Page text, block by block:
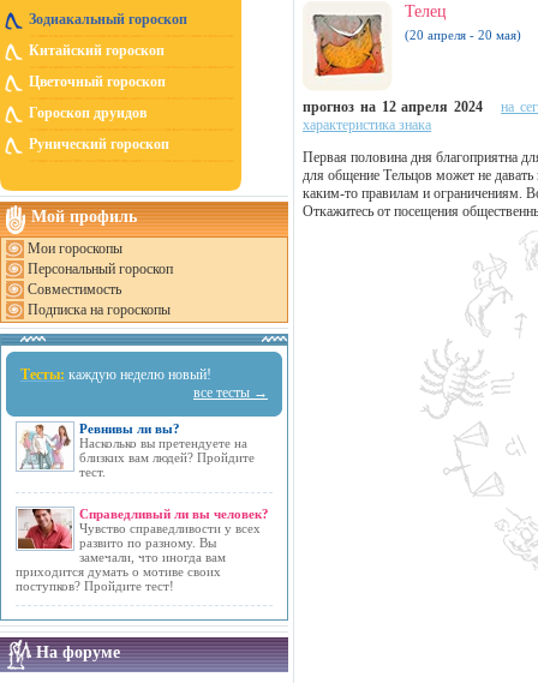
Зодиакальный гороскоп
Китайский гороскоп
Цветочный гороскоп
Гороскоп друидов
Рунический гороскоп
Мой профиль
Мои гороскопы
Персональный гороскоп
Совместимость
Подписка на гороскопы
Тесты: каждую неделю новый!
все тесты →
Ревнивы ли вы?
Насколько вы претендуете на
близких вам людей? Пройдите
тест.
Справедливый ли вы человек?
Чувство справедливости у всех
развито по разному. Вы
замечали, что иногда вам
приходится думать о мотиве своих
поступков? Пройдите тест!
На форуме
Телец
(20 апреля - 20 мая)
прогноз на 12 апреля 2024
на
характеристика знака
Первая половина дня благоприятна
для общение Тельцов может не
каким-то правилам и ограничениям.
Откажитесь от посещения